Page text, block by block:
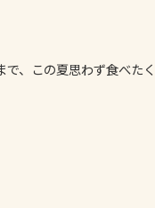
、この夏思わず食べた